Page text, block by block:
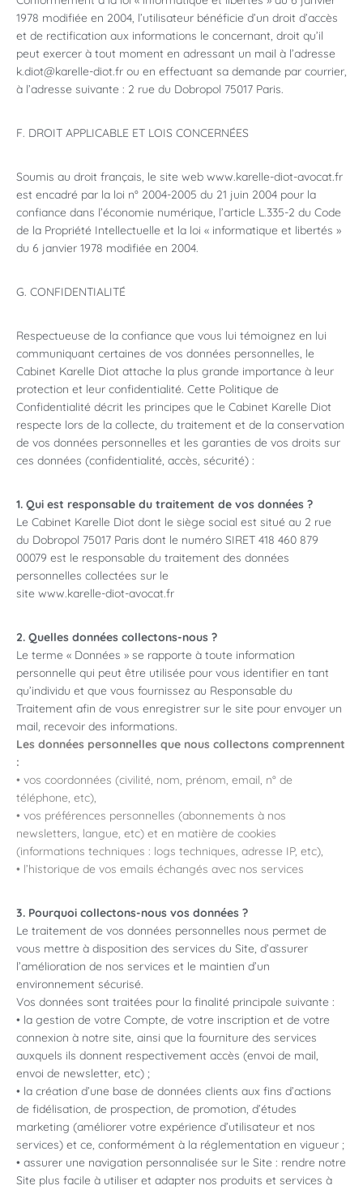
1978 modifiée en 2004, l’utilisateur bénéficie d’un droit d’accès
et de rectification aux informations le concernant, droit qu’il
peut exercer à tout moment en adressant un mail à l’adresse
k.diot@karelle-diot.fr ou en effectuant sa demande par courrier,
à l’adresse suivante : 2 rue du Dobropol 75017 Paris.
F. DROIT APPLICABLE ET LOIS CONCERNÉES
Soumis au droit français, le site web www.karelle-diot-avocat.fr
est encadré par la loi n° 2004-2005 du 21 juin 2004 pour la
confiance dans l’économie numérique, l’article L.335-2 du Code
de la Propriété Intellectuelle et la loi « informatique et libertés »
du 6 janvier 1978 modifiée en 2004.
G. CONFIDENTIALITÉ
Respectueuse de la confiance que vous lui témoignez en lui
communiquant certaines de vos données personnelles, le
Cabinet Karelle Diot attache la plus grande importance à leur
protection et leur confidentialité. Cette Politique de
Confidentialité décrit les principes que le Cabinet Karelle Diot
respecte lors de la collecte, du traitement et de la conservation
de vos données personnelles et les garanties de vos droits sur
ces données (confidentialité, accès, sécurité) :
1. Qui est responsable du traitement de vos données ?
Le Cabinet Karelle Diot dont le siège social est situé au 2 rue
du Dobropol 75017 Paris dont le numéro SIRET 418 460 879
00079 est le responsable du traitement des données
personnelles collectées sur le
site www.karelle-diot-avocat.fr
2. Quelles données collectons-nous ?
Le terme « Données » se rapporte à toute information
personnelle qui peut être utilisée pour vous identifier en tant
qu’individu et que vous fournissez au Responsable du
Traitement afin de vous enregistrer sur le site pour envoyer un
mail, recevoir des informations.
Les données personnelles que nous collectons comprennent
:
• vos coordonnées (civilité, nom, prénom, email, n° de
téléphone, etc),
• vos préférences personnelles (abonnements à nos
newsletters, langue, etc) et en matière de cookies
(informations techniques : logs techniques, adresse IP, etc),
• l’historique de vos emails échangés avec nos services
3. Pourquoi collectons-nous vos données ?
Le traitement de vos données personnelles nous permet de
vous mettre à disposition des services du Site, d’assurer
l’amélioration de nos services et le maintien d’un
environnement sécurisé.
Vos données sont traitées pour la finalité principale suivante :
• la gestion de votre Compte, de votre inscription et de votre
connexion à notre site, ainsi que la fourniture des services
auxquels ils donnent respectivement accès (envoi de mail,
envoi de newsletter, etc) ;
• la création d’une base de données clients aux fins d’actions
de fidélisation, de prospection, de promotion, d’études
marketing (améliorer votre expérience d’utilisateur et nos
services) et ce, conformément à la réglementation en vigueur ;
• assurer une navigation personnalisée sur le Site : rendre notre
Site plus facile à utiliser et adapter nos produits et services à